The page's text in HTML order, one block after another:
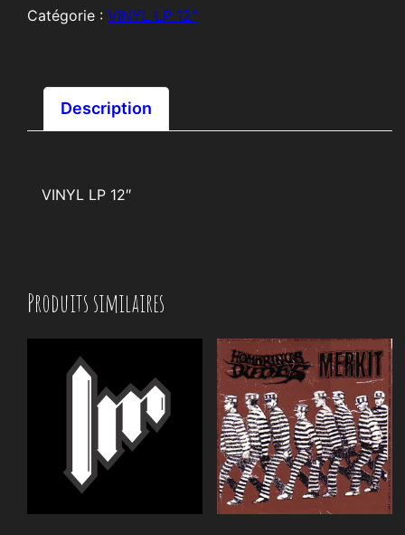
PIRATE
if
Catégorie :VINYL LP 12″
Description
VINYL LP 12″
Produits similaires